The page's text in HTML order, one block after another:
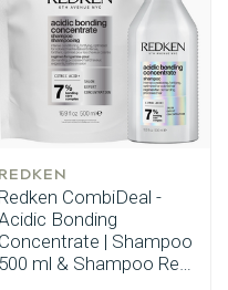
REDKEN
Redken CombiDeal -
Bonding
Concentrate | Shampoo
500 ml & Shampoo Refill